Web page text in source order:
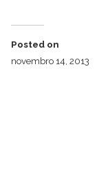
Posted on
novembro 14, 2013